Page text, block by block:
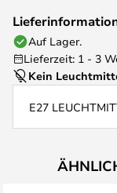
Auf Lager.
Lieferzeit: 1 - 3
Kein
E27